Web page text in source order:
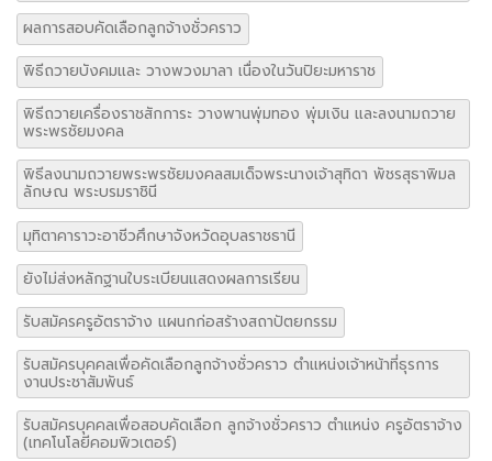
ผลการสอบคัดเลือกลูกจ้างชั่วคราว
พิธีถวายบังคมและ วางพวงมาลา เนื่องในวันปิยะมหาราช
พิธีถวายเครื่องราชสักการะ วางพานพุ่มทอง พุ่มเงิน และลงนามถวาย
พระพรชัยมงคล
พิธีลงนามถวายพระพรชัยมงคลสมเด็จพระนางเจ้าสุทิดา พัชรสุธาพิมล
ลักษณ พระบรมราชินี
มุทิตาคาราวะอาชีวศึกษาจังหวัดอุบลราชธานี
ยังไม่ส่งหลักฐานใบระเบียนแสดงผลการเรียน
รับสมัครครูอัตราจ้าง แผนกก่อสร้างสถาปัตยกรรม
รับสมัครบุคคลเพื่อคัดเลือกลูกจ้างชั่วคราว ตำแหน่งเจ้าหน้าที่ธุรการ
งานประชาสัมพันธ์
รับสมัครบุคคลเพื่อสอบคัดเลือก ลูกจ้างชั่วคราว ตำแหน่ง ครูอัตราจ้าง
(เทคโนโลยีคอมพิวเตอร์)